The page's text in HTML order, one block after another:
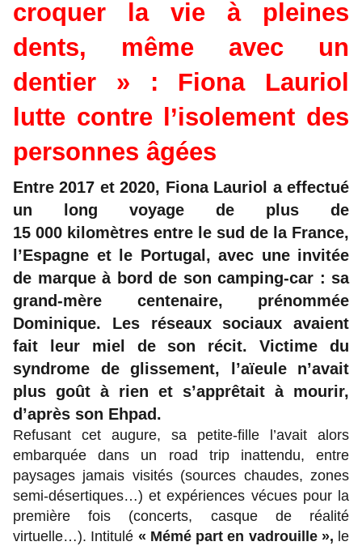
croquer la vie à pleines
dents, même avec un
dentier » : Fiona Lauriol
lutte contre l’isolement des
personnes âgées
Entre 2017 et 2020, Fiona Lauriol a effectué
un long voyage de plus de
15 000 kilomètres entre le sud de la France,
l’Espagne et le Portugal, avec une invitée
de marque à bord de son camping-car : sa
grand-mère centenaire, prénommée
Dominique. Les réseaux sociaux avaient
fait leur miel de son récit. Victime du
syndrome de glissement, l’aïeule n’avait
plus goût à rien et s’apprêtait à mourir,
d’après son Ehpad.
Refusant cet augure, sa petite-fille l’avait alors
embarquée dans un road trip inattendu, entre
paysages jamais visités (sources chaudes, zones
semi-désertiques…) et expériences vécues pour la
première fois (concerts, casque de réalité
virtuelle…). Intitulé « Mémé part en vadrouille », le